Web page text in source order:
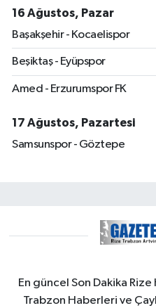
16 Ağustos, Pazar
Başakşehir - Kocaelispor
Beşiktaş - Eyüpspor
Amed - Erzurumspor FK
17 Ağustos, Pazartesi
Samsunspor - Göztepe
En güncel Son Dakika
Trabzon Haberleri ve